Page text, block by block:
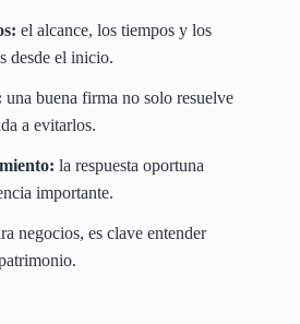
el alcance, los tiempos y los
desde el inicio.
una buena firma no solo resuelve
a evitarlos.
la respuesta oportuna
importante.
negocios, es clave entender